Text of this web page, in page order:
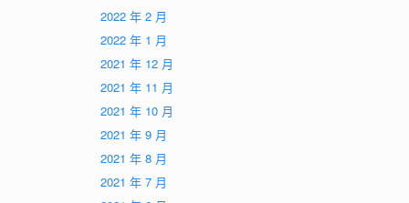
2022 年 2 月
2022 年 1 月
2021 年 12 月
2021 年 11 月
2021 年 10 月
2021 年 9 月
2021 年 8 月
2021 年 7 月